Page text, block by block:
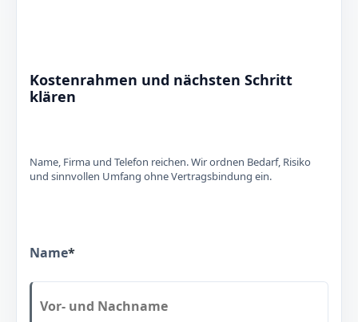
Kostenrahmen und nächsten Schritt
klären
Name, Firma und Telefon reichen. Wir ordnen Bedarf, Risiko
und sinnvollen Umfang ohne Vertragsbindung ein.
Name*